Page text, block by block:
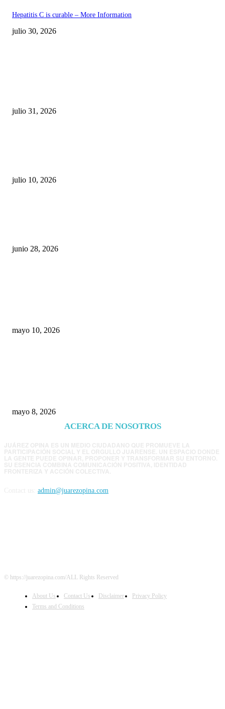
Hepatitis C is curable – More Information
julio 30, 2026
julio 31, 2026
julio 10, 2026
junio 28, 2026
mayo 10, 2026
mayo 8, 2026
ACERCA DE NOSOTROS
admin@juarezopina.com
© https://juarezopina.com/ALL Rights Reserved
About Us Contact Us Disclaimer
Privacy Policy
Terms and Conditions